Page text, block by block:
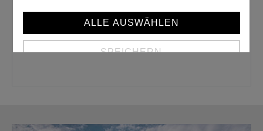
Größe:
25,000 kg
ALLE AUSWÄHLEN
SPEICHERN